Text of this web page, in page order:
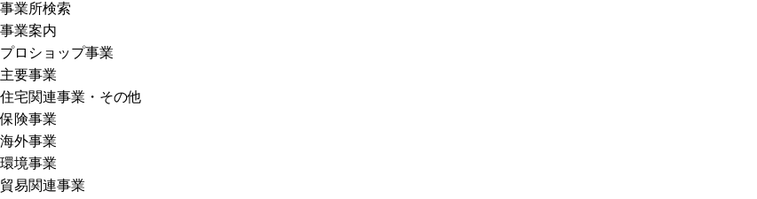
事業所検索
事業案内
プロショップ事業
主要事業
住宅関連事業・その他
保険事業
海外事業
環境事業
貿易関連事業